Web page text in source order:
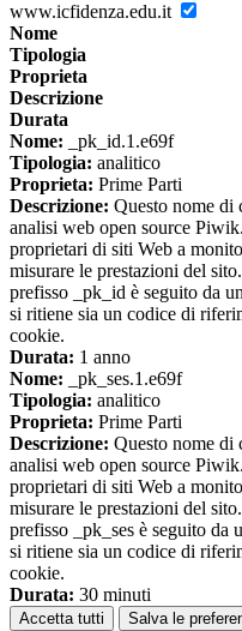
www.icfidenza.edu.it
Nome
Tipologia
Proprieta
Descrizione
Durata
Nome: _pk_id.1.e69f
Tipologia: analitico
Proprieta: Prime Parti
Descrizione: Questo nome di
analisi web open source
proprietari di siti Web a
misurare le prestazioni del
prefisso _pk_id è seguito da
si ritiene sia un codice di
cookie.
Durata: 1 anno
Nome: _pk_ses.1.e69f
Tipologia: analitico
Proprieta: Prime Parti
Descrizione: Questo nome di
analisi web open source
proprietari di siti Web a
misurare le prestazioni del
prefisso _pk_ses è seguito da
si ritiene sia un codice di
cookie.
Durata: 30 minuti
Accetta tutti Salva le